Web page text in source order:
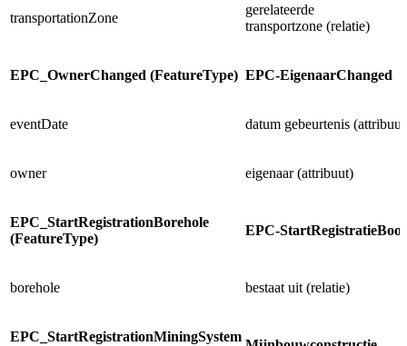
transportationZone
gerelateerde
transportzone (relatie)
EPC_OwnerChanged (FeatureType) EPC-EigenaarChanged
eventDate datum gebeurtenis
owner eigenaar (attribuut)
EPC_StartRegistrationBorehole
(FeatureType)
EPC-
borehole bestaat uit (relatie)
EPC_StartRegistrationMiningSystem